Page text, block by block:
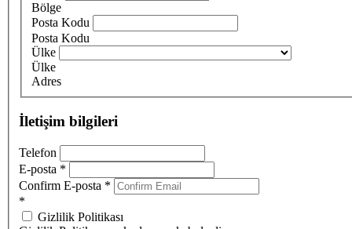
Bölge
Posta Kodu
Posta Kodu
Ülke
Ülke
Adres
İletişim bilgileri
Telefon
E-posta *
Confirm E-posta *
*
Gizlilik Politikası